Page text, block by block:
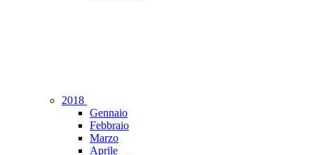
2018
Gennaio
Febbraio
Marzo
Aprile